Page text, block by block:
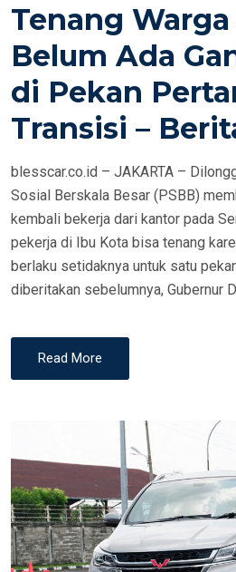
T
D
O
Tenang
Belum Ada
di Pekan
Transisi –
blesscar.co.id – JAKARTA –
Sosial Berskala Besar (PSBB)
kembali bekerja dari kantor pada
pekerja di Ibu Kota bisa tenang
berlaku setidaknya untuk satu
diberitakan sebelumnya, Gubernur
Read More